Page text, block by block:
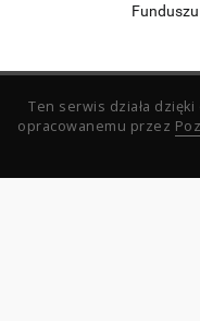
Ten serwis działa
opracowanemu przez